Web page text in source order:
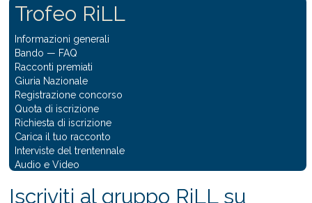
Trofeo RiLL
Informazioni generali
Bando — FAQ
Racconti premiati
Giuria Nazionale
Registrazione concorso
Quota di iscrizione
Richiesta di iscrizione
Carica il tuo racconto
Interviste del trentennale
Audio e Video
Iscriviti al gruppo RiLL su